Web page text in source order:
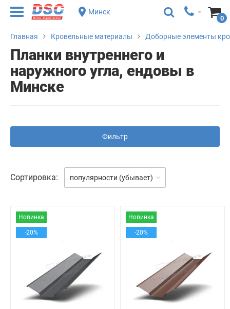
Минск
0
Главная Кровельные материалы Доборные элементы
Планки внутреннего и
наружного угла, ендовы в
Минске
Фильтр
Сортировка: популярности (убывает)
Новинка
-20%
Новинка
-20%